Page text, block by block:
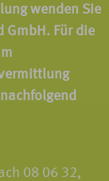
wenden Sie
GmbH. Für die
08 06 32,